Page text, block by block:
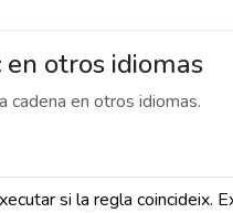
en otros idiomas
cadena en otros idiomas.
si la regla coincideix.